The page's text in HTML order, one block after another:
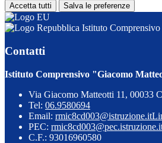
Accetta tutti Salva le preferenze
Istituto
Contatti
Istituto Comprensivo "Giacomo
Via Giacomo Matteotti 11, 00033
Tel: 06.9580694
Email: rmic8cd003@istruzione.it
PEC:
C.F.: 93016960580